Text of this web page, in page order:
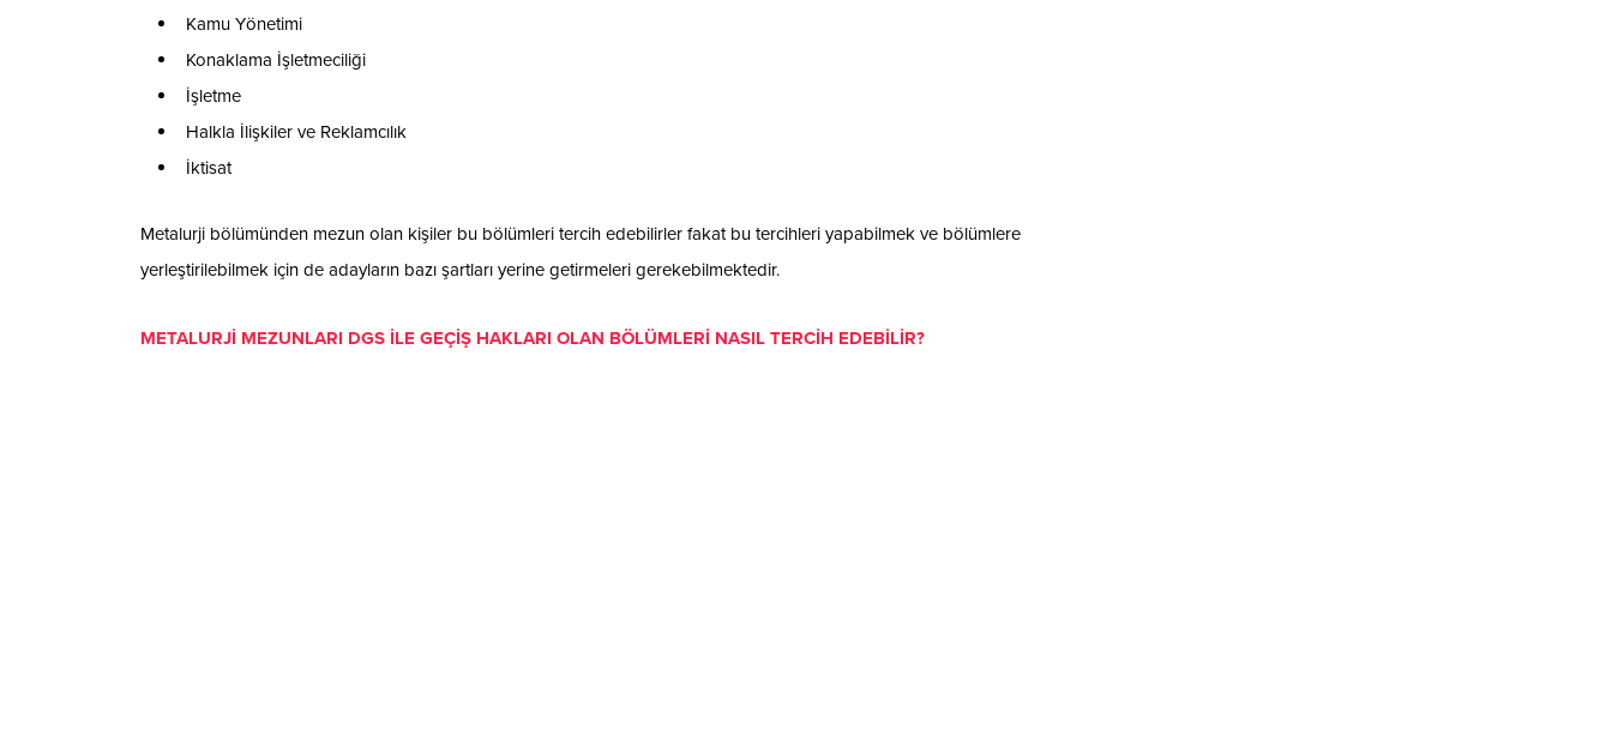
Kamu Yönetimi
Konaklama İşletmeciliği
İşletme
Halkla İlişkiler ve Reklamcılık
İktisat
Metalurji bölümünden mezun olan kişiler bu bölümleri tercih edebilirler fakat bu tercihleri yapabilmek ve bölümlere
yerleştirilebilmek için de adayların bazı şartları yerine getirmeleri gerekebilmektedir.
METALURJİ MEZUNLARI DGS İLE GEÇİŞ HAKLARI OLAN BÖLÜMLERİ NASIL TERCİH EDEBİLİR?